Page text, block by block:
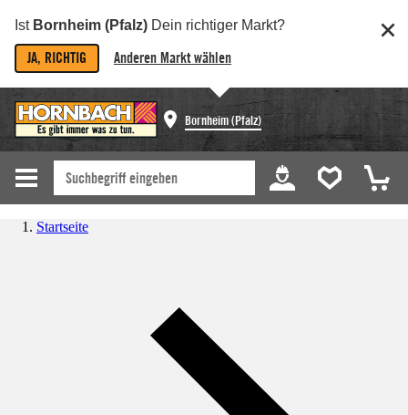
Ist Bornheim (Pfalz) Dein richtiger Markt?
JA, RICHTIG Anderen Markt wählen
Bornheim (Pfalz)
Startseite